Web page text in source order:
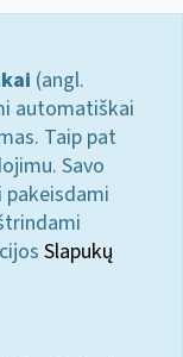
(angl.
automatiškai
Taip pat
Savo
Slapukų